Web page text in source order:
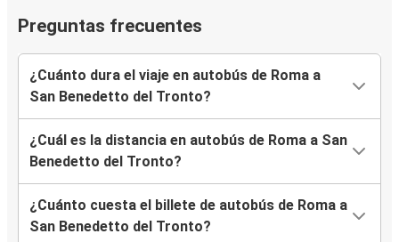
Preguntas frecuentes
¿Cuánto dura el viaje en autobús de Roma a
San Benedetto del Tronto?
¿Cuál es la distancia en autobús de Roma a San
Benedetto del Tronto?
¿Cuánto cuesta el billete de autobús de Roma a
San Benedetto del Tronto?